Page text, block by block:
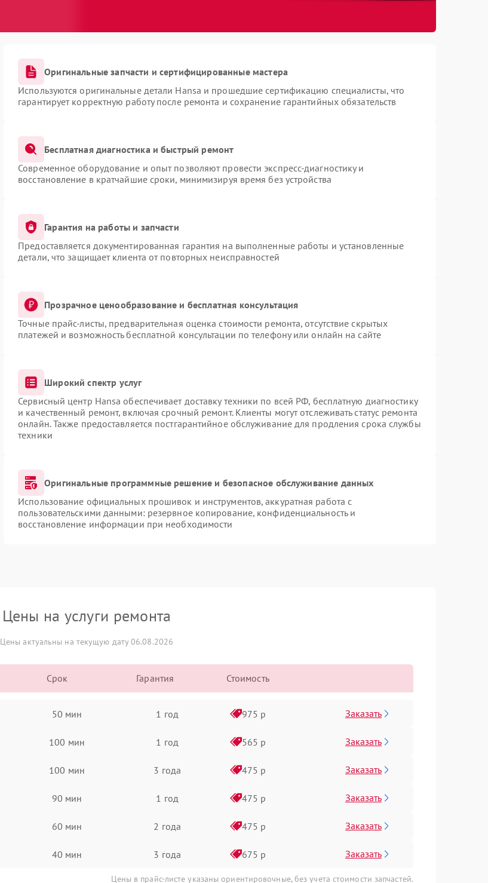
Оригинальные запчасти и сертифицированные мастера
Используются оригинальные детали Hansa и прошедшие сертификацию специалисты, что
гарантирует корректную работу после ремонта и сохранение гарантийных обязательств
Бесплатная диагностика и быстрый ремонт
Современное оборудование и опыт позволяют провести экспресс-диагностику и
восстановление в кратчайшие сроки, минимизируя время без устройства
Гарантия на работы и запчасти
Предоставляется документированная гарантия на выполненные работы и установленные
детали, что защищает клиента от повторных неисправностей
Прозрачное ценообразование и бесплатная консультация
Точные прайс-листы, предварительная оценка стоимости ремонта, отсутствие скрытых
платежей и возможность бесплатной консультации по телефону или онлайн на сайте
Широкий спектр услуг
Сервисный центр Hansa обеспечивает доставку техники по всей РФ, бесплатную диагностику
и качественный ремонт, включая срочный ремонт. Клиенты могут отслеживать статус ремонта
онлайн. Также предоставляется постгарантийное обслуживание для продления срока службы
техники
Оригинальные программные решение и безопасное обслуживание данных
Использование официальных прошивок и инструментов, аккуратная работа с
пользовательскими данными: резервное копирование, конфиденциальность и
восстановление информации при необходимости
Цены на услуги ремонта
Цены актуальны на текущую дату 06.08.2026
Срок Гарантия Стоимость
50 мин 1 год 975 р Заказать
100 мин 1 год 565 р Заказать
100 мин 3 года 475 р Заказать
90 мин 1 год 475 р Заказать
60 мин 2 года 475 р Заказать
40 мин 3 года 675 р Заказать
Цены в прайс-листе указаны ориентировочные, без учета стоимости запчастей.